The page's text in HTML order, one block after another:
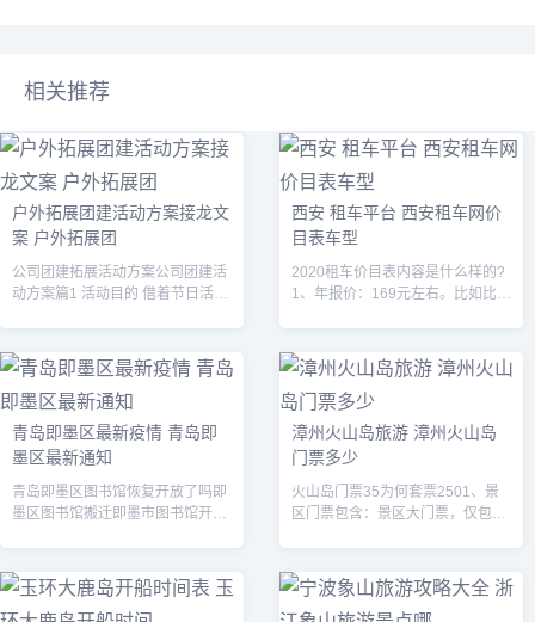
相关推荐
户外拓展团建活动方案接龙文
案 户外拓展团
公司团建拓展活动方案公司团建活
动方案篇1 活动目的 借着节日活跃
的人际关系，活跃身心，使员工能
以更蓬...
西安 租车平台 西安租车网价
目表车型
2020租车价目表内容是什么样的?
1、年报价：169元左右。比如比亚
用是0.1元/分钟+7元/...
青岛即墨区最新疫情 青岛即
墨区最新通知
青岛即墨区图书馆恢复开放了吗即
墨区图书馆搬迁即墨市图书馆开放
午4：30（周一上午仅面向馆外...
漳州火山岛旅游 漳州火山岛
门票多少
火山岛门票35为何套票2501、景
区门票包含：景区大门票，仅包含
2、火山岛门票景点门票：80人民
币；...